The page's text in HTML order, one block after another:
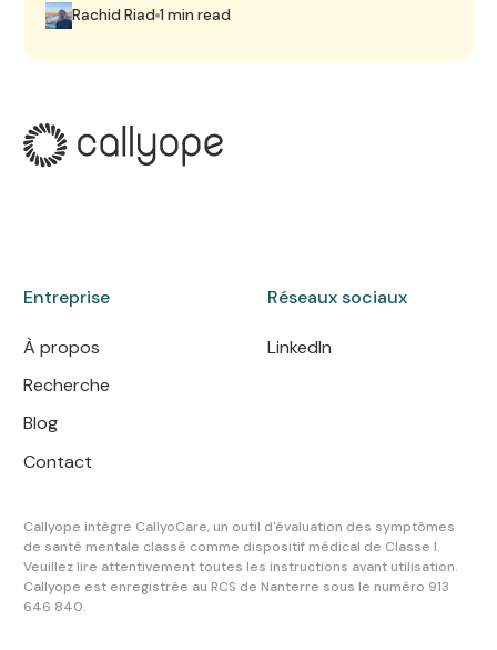
Rachid Riad 1 min read
Entreprise
À propos
Recherche
Blog
Contact
Réseaux sociaux
LinkedIn
Callyope intègre CallyoCare, un outil d'évaluation des symptômes
de santé mentale classé comme dispositif médical de Classe I.
Veuillez lire attentivement toutes les instructions avant utilisation.
Callyope est enregistrée au RCS de Nanterre sous le numéro 913
646 840.